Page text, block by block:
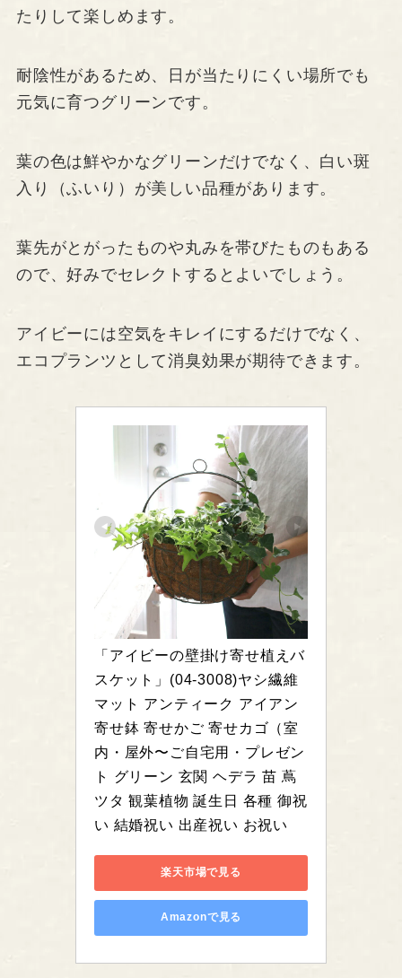
たりして楽しめます。
耐陰性があるため、日が当たりにくい場所でも
元気に育つグリーンです。
葉の色は鮮やかなグリーンだけでなく、白い斑
入り（ふいり）が美しい品種があります。
葉先がとがったものや丸みを帯びたものもある
ので、好みでセレクトするとよいでしょう。
アイビーには空気をキレイにするだけでなく、
エコプランツとして消臭効果が期待できます。
「アイビーの壁掛け寄せ植えバ
スケット」(04-3008)ヤシ繊維
マット アンティーク アイアン
寄せ鉢 寄せかご 寄せカゴ（室
内・屋外〜ご自宅用・プレゼン
ト グリーン 玄関 ヘデラ 苗 蔦
ツタ 観葉植物 誕生日 各種 御祝
い 結婚祝い 出産祝い お祝い
楽天市場で見る
Amazonで見る